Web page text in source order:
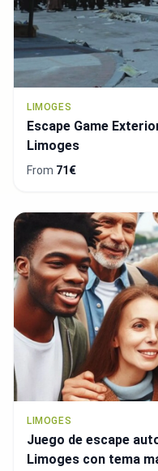
LIMOGES
Escape Game
Limoges
From 71€
LIMOGES
Juego de escape
Limoges con tema